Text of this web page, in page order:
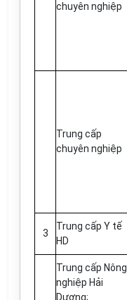
chuyên nghiệp
Trung cấp
chuyên nghiệp
3
Trung cấp Y tế
HD
Trung cấp Nông
nghiệp Hải
Dương;